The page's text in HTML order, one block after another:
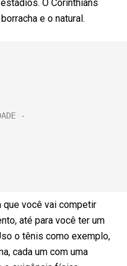
O Corinthians
e o natural.
você vai competir
até para você ter um
o tênis como exemplo,
cada um com uma